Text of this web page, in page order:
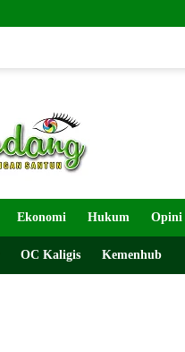
Ekonomi Hukum Opini
OC Kaligis Kemenhub